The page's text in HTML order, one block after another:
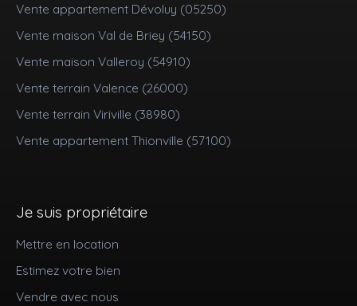
Vente appartement Dévoluy (05250)
Vente maison Val de Briey (54150)
Vente maison Valleroy (54910)
Vente terrain Valence (26000)
Vente terrain Viriville (38980)
Vente appartement Thionville (57100)
Je suis propriétaire
Mettre en location
Estimez votre bien
Vendre avec nous